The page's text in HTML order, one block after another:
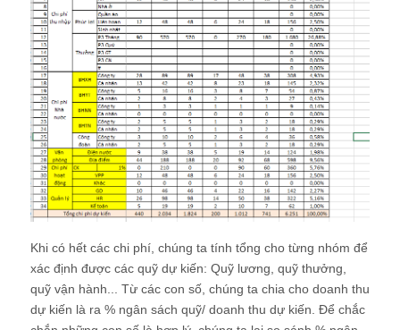
Khi có hết các chi phí, chúng ta tính tổng cho từng nhóm để
xác định được các quỹ dự kiến: Quỹ lương, quỹ thưởng,
quỹ vận hành... Từ các con số, chúng ta chia cho doanh thu
dự kiến là ra % ngân sách quỹ/ doanh thu dự kiến. Để chắc